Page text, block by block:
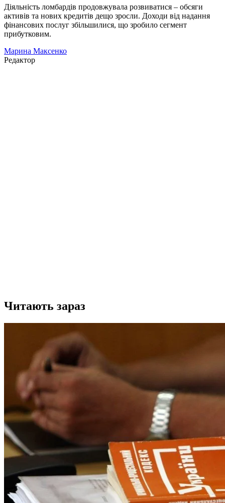
Діяльність ломбардів продовжувала розвиватися – обсяги
активів та нових кредитів дещо зросли. Доходи від надання
фінансових послуг збільшилися, що зробило сегмент
прибутковим.
Марина Максенко
Редактор
Читають зараз